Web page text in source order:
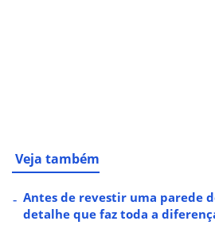
Veja também
Antes de revestir uma parede
detalhe que faz toda a